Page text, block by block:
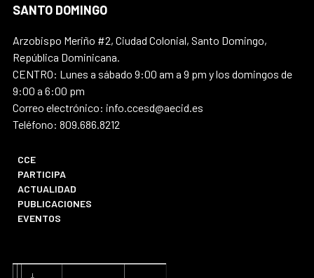
SANTO DOMINGO
Arzobispo Meriño #2, Ciudad Colonial, Santo Domingo,
República Dominicana.
CENTRO: Lunes a sábado 9:00 am a 9 pm y los domingos de
9:00 a 6:00 pm
Correo electrónico: info.ccesd@aecid.es
Teléfono: 809.686.8212
CCE
PARTICIPA
ACTUALIDAD
PUBLICACIONES
EVENTOS